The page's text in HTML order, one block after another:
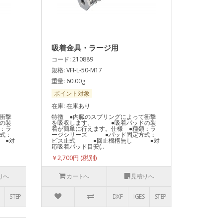
撃
装
ラ
：
●対
へ
STEP
吸着金具・ラージ用
コード: 210889
規格: VFI-L-50-M17
重量: 60.00g
ポイント対象
在庫: 在庫あり
特徴 ●内臓のスプリングによって衝撃
を吸収します。 ●吸着パッドの装
着が簡単に行えます。仕様 ●種類：ラ
ージシリーズ ●パッド固定方式：
ビス止式 ●回止機構無し ●対
応吸着パッド目安(..
￥2,700円
カートへ 見積りへ
DXF IGES STEP